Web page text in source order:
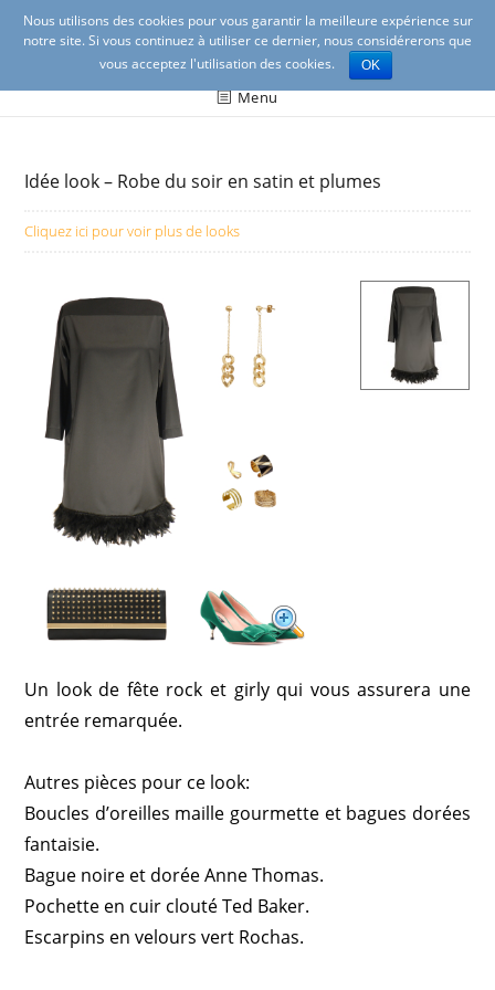
Ambrosine créations Lyon
Création de mode féminine à Lyon (vêtements et
accessoires)
Menu
Idée look – Robe du soir en satin et plumes
Cliquez ici pour voir plus de looks
Un look de fête rock et girly qui vous assurera une
entrée remarquée.
Autres pièces pour ce look:
Boucles d’oreilles maille gourmette et bagues dorées
fantaisie.
Bague noire et dorée Anne Thomas.
Pochette en cuir clouté Ted Baker.
Escarpins en velours vert Rochas.
Nous utilisons des cookies pour vous garantir la meilleure expérience sur
notre site. Si vous continuez à utiliser ce dernier, nous considérerons que
vous acceptez l'utilisation des cookies.
OK